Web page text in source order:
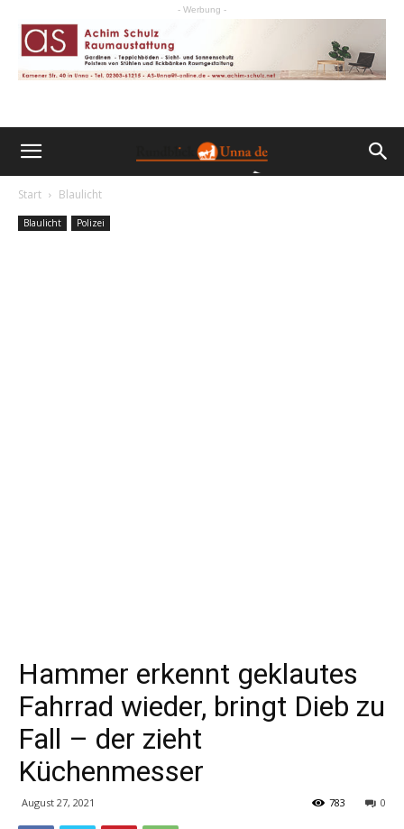
- Werbung -
Start Blaulicht
Blaulicht Polizei
Hammer erkennt geklautes
Fahrrad wieder, bringt Dieb zu
Fall – der zieht
Küchenmesser
August 27, 2021 0
783